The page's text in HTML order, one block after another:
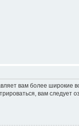
вам более
вам следует